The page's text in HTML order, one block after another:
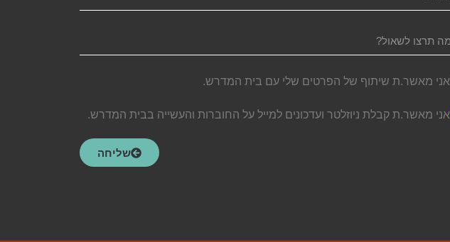
אני מאשר.ת שיתוף של הפרטים שלי עם בית המדרש.
אני מאשר.ת קבלת ניוזלטר ועדכונים למייל על החוברות והעשייה בבית המדרש.
שליחה